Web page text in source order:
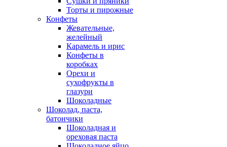
Торты и пирожные
Конфеты
Жевательные,
желейный
Карамель и ирис
Конфеты в
коробках
Орехи и
сухофрукты в
глазури
Шоколадные
Шоколад, паста,
батончики
Шоколадная и
ореховая паста